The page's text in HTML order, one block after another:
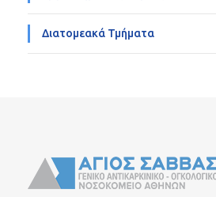
Διατομεακά Τμήματα